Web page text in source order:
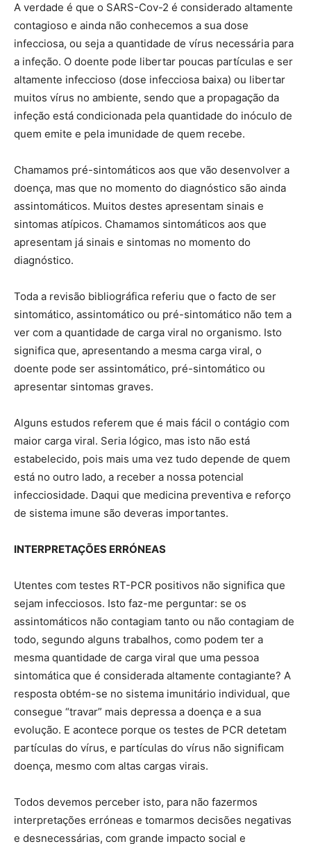
A verdade é que o SARS-Cov-2 é considerado altamente
contagioso e ainda não conhecemos a sua dose
infecciosa, ou seja a quantidade de vírus necessária para
a infeção. O doente pode libertar poucas partículas e ser
altamente infeccioso (dose infecciosa baixa) ou libertar
muitos vírus no ambiente, sendo que a propagação da
infeção está condicionada pela quantidade do inóculo de
quem emite e pela imunidade de quem recebe.
Chamamos pré-sintomáticos aos que vão desenvolver a
doença, mas que no momento do diagnóstico são ainda
assintomáticos. Muitos destes apresentam sinais e
sintomas atípicos. Chamamos sintomáticos aos que
apresentam já sinais e sintomas no momento do
diagnóstico.
Toda a revisão bibliográfica referiu que o facto de ser
sintomático, assintomático ou pré-sintomático não tem a
ver com a quantidade de carga viral no organismo. Isto
significa que, apresentando a mesma carga viral, o
doente pode ser assintomático, pré-sintomático ou
apresentar sintomas graves.
Alguns estudos referem que é mais fácil o contágio com
maior carga viral. Seria lógico, mas isto não está
estabelecido, pois mais uma vez tudo depende de quem
está no outro lado, a receber a nossa potencial
infecciosidade. Daqui que medicina preventiva e reforço
de sistema imune são deveras importantes.
INTERPRETAÇÕES ERRÓNEAS
Utentes com testes RT-PCR positivos não significa que
sejam infecciosos. Isto faz-me perguntar: se os
assintomáticos não contagiam tanto ou não contagiam de
todo, segundo alguns trabalhos, como podem ter a
mesma quantidade de carga viral que uma pessoa
sintomática que é considerada altamente contagiante? A
resposta obtém-se no sistema imunitário individual, que
consegue “travar” mais depressa a doença e a sua
evolução. E acontece porque os testes de PCR detetam
partículas do vírus, e partículas do vírus não significam
doença, mesmo com altas cargas virais.
Todos devemos perceber isto, para não fazermos
interpretações erróneas e tomarmos decisões negativas
e desnecessárias, com grande impacto social e